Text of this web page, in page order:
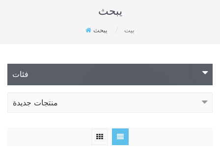
يبحث
بيت يبحث
فئات
منتجات جديدة